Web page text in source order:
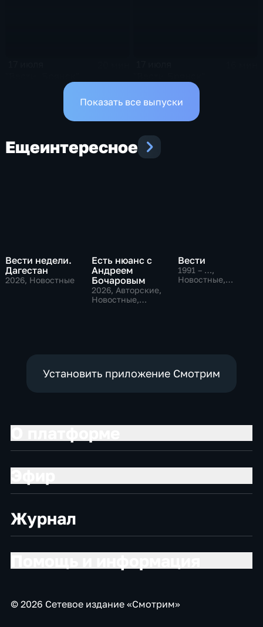
Показать все выпуски
Ещеинтересное
Вести недели.
Дагестан
2026, Новостные
Есть нюанс с
Андреем
Бочаровым
2026, Авторские,
Новостные,
Вести
1991 – …,
Новостные,
Установить приложение Смотрим
Журнал
© 2026 Сетевое издание «Смотрим»